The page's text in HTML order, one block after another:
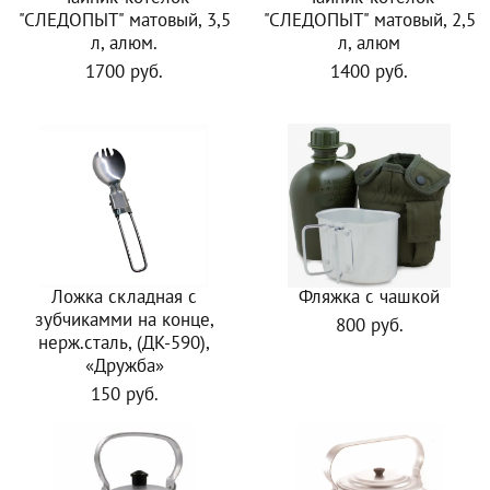
"СЛЕДОПЫТ" матовый, 3,5
л, алюм.
1700 руб.
"СЛЕДОПЫТ" матовый, 2,5
л, алюм
1400 руб.
Ложка складная с
зубчикамми на конце,
нерж.сталь, (ДК-590),
«Дружба»
150 руб.
Фляжка с чашкой
800 руб.